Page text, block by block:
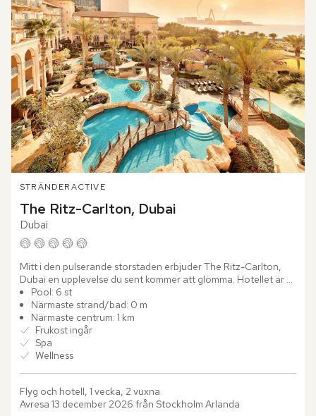
STRÄNDERACTIVE
The Ritz-Carlton, Dubai
Dubai
Mitt i den pulserande storstaden erbjuder The Ritz-Carlton,
Dubai en upplevelse du sent kommer att glömma. Hotellet är
beläget i Marina District och ger dig tillgång till shopping,...
Pool: 6 st
Närmaste strand/bad: 0 m
Närmaste centrum: 1 km
Frukost ingår
Spa
Wellness
Flyg och hotell, 1 vecka, 2 vuxna
Avresa 13 december 2026 från Stockholm Arlanda